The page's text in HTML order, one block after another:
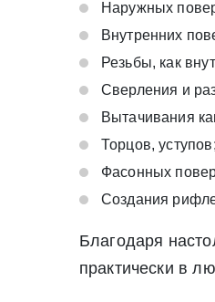
Наружных
Внутренних
Резьбы, как
Сверления и
Вытачивания
Торцов, уступов;
Фасонных
Создания
Благодаря
практически в